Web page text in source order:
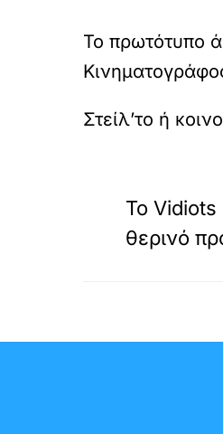
Το πρωτότυπο
Το Vidiots
θερινό